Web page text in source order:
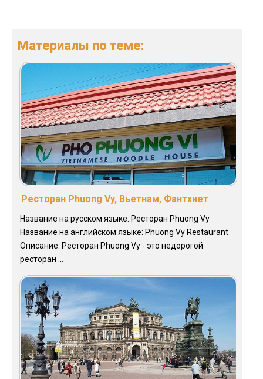
Материалы по теме:
Ресторан Phuong Vy, Вьетнам, Фантхиет
Название на русском языке: Ресторан Phuong Vy
Название на английском языке: Phuong Vy Restaurant
Описание: Ресторан Phuong Vy - это недорогой
ресторан ...